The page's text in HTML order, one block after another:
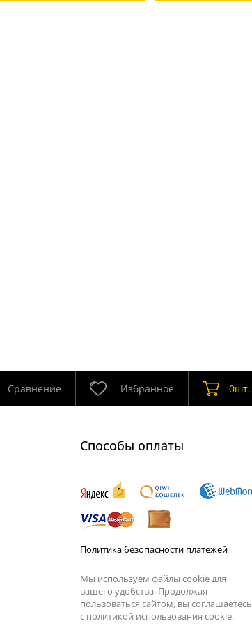
Сравнение Избранное 0шт.
Способы оплаты
Политика безопасности платежей
Мы используем файлы cookie для
вашего удобства. Продолжая
пользоваться сайтом, вы соглашаетесь
с политикой использования cookie.